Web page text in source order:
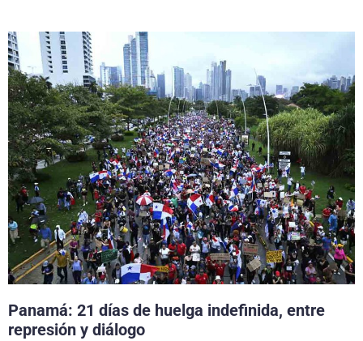
Panamá: 21 días de huelga indefinida, entre
represión y diálogo